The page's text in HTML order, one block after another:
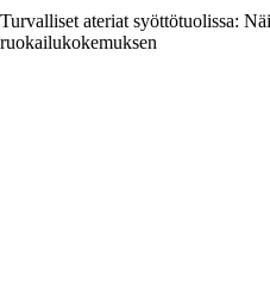
Turvalliset ateriat syöttötuolissa:
ruokailukokemuksen